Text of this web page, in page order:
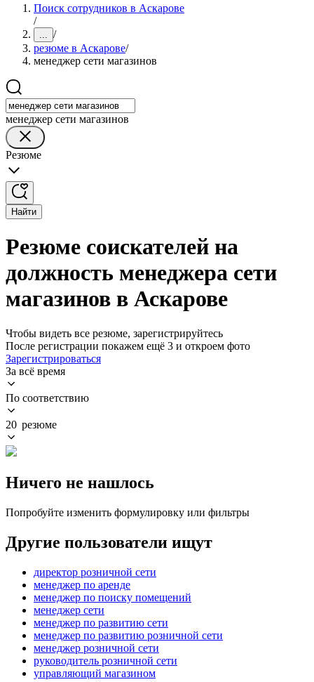
Поиск сотрудников в Аскарове
/
... /
резюме в Аскарове/
менеджер сети магазинов
менеджер сети магазинов
Резюме
Найти
Резюме соискателей на
должность менеджера сети
магазинов в Аскарове
Чтобы видеть все резюме, зарегистрируйтесь
После регистрации покажем ещё 3 и откроем фото
Зарегистрироваться
За всё время
По соответствию
20 резюме
Ничего не нашлось
Попробуйте изменить формулировку или фильтры
Другие пользователи ищут
директор розничной сети
менеджер по аренде
менеджер по поиску помещений
менеджер сети
менеджер по развитию сети
менеджер по развитию розничной сети
менеджер розничной сети
руководитель розничной сети
управляющий магазином